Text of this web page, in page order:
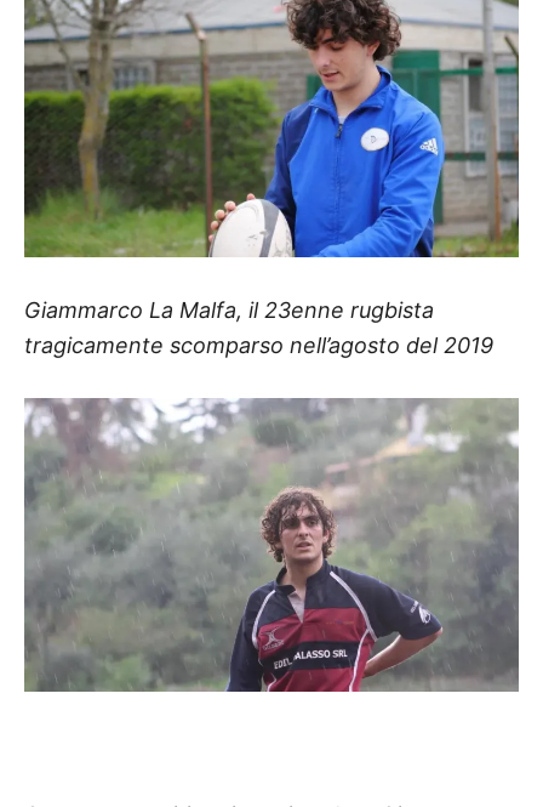
Giammarco La Malfa, il 23enne rugbista
tragicamente scomparso nell’agosto del 2019